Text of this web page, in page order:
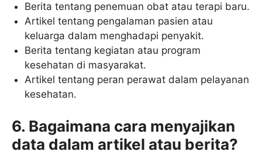
Berita tentang penemuan obat atau terapi baru.
Artikel tentang pengalaman pasien atau
keluarga dalam menghadapi penyakit.
Berita tentang kegiatan atau program
kesehatan di masyarakat.
Artikel tentang peran perawat dalam pelayanan
kesehatan.
6. Bagaimana cara menyajikan
data dalam artikel atau berita?